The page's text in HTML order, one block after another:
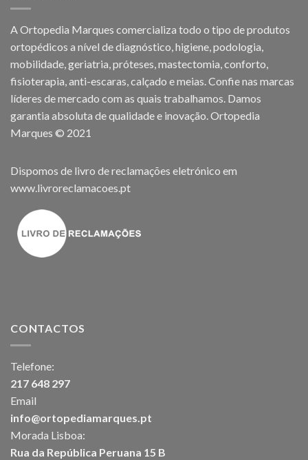
A Ortopedia Marques comercializa todo o tipo de produtos
ortopédicos a nível de diagnóstico, higiene, podologia,
mobilidade, geriatria, próteses, mastectomia, conforto,
fisioterapia, anti-escaras, calçado e meias. Confie nas marcas
líderes de mercado com as quais trabalhamos. Damos
garantia absoluta de qualidade e inovação. Ortopedia
Marques © 2021
Dispomos de livro de reclamações eletrónico em
www.livroreclamacoes.pt
CONTACTOS
Telefone:
217 648 297
Email
info@ortopediamarques.pt
Morada Lisboa:
Rua da República Peruana 15 B